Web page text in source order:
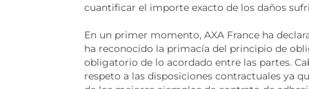
cuantificar el importe exacto de los daños
En un primer momento, AXA France ha
ha reconocido la primacía del principio de
obligatorio de lo acordado entre las partes.
respeto a las disposiciones contractuales ya